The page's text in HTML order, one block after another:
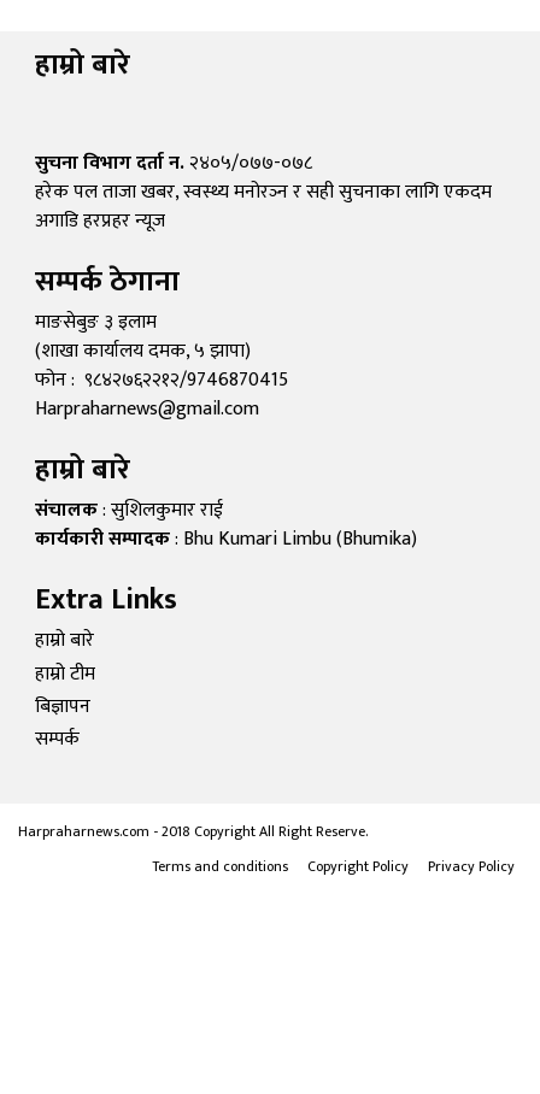
हाम्रो बारे
सुचना विभाग दर्ता न.२४०५/०७७-०७८
हरेक पल ताजा खबर, स्वस्थ्य मनोरञ्न र सही सुचनाका लागि एकदम
अगाडि हरप्रहर न्यूज
सम्पर्क ठेगाना
माङसेबुङ ३ इलाम
(शाखा कार्यालय दमक, ५ झापा)
फोन : ९८४२७६२२१२/9746870415
Harpraharnews@gmail.com
हाम्रो बारे
संचालक: सुशिलकुमार राई
कार्यकारी सम्पादक: Bhu Kumari Limbu (Bhumika)
Extra Links
हाम्रो बारे
हाम्रो टीम
बिज्ञापन
सम्पर्क
Harpraharnews.com - 2018 Copyright All Right Reserve.
Terms and conditions
Copyright Policy Privacy Policy